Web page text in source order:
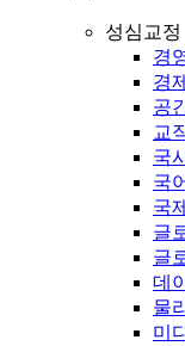
성심교정
경
경
공
교
국
국
국
글
글
데
물
미